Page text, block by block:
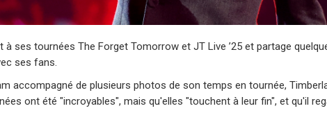
à ses tournées The Forget Tomorrow et JT Live ’25 et partage
ses fans.
accompagné de plusieurs photos de son temps en tournée,
ont été "incroyables", mais qu'elles "touchent à leur fin", et qu'il